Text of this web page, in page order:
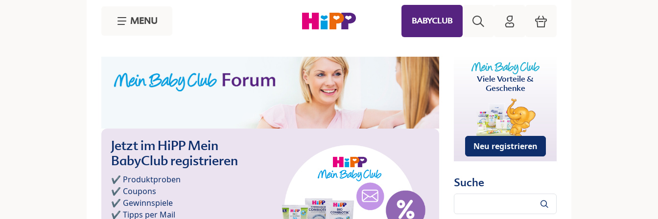
MENU BABYCLUB HiPP Mein Babyclub
Warenkorb
Jetzt im HiPP Mein
BabyClub registrieren
✔️ Produktproben
✔️ Coupons
✔️ Gewinnspiele
✔️ Tipps per Mail
Viele Vorteile &
Geschenke
Neu registrieren
Suche